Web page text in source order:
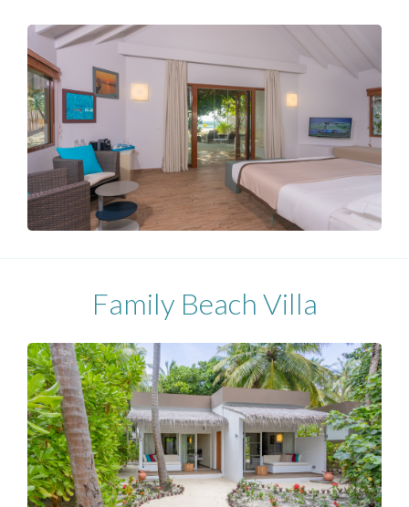
Family Beach Villa